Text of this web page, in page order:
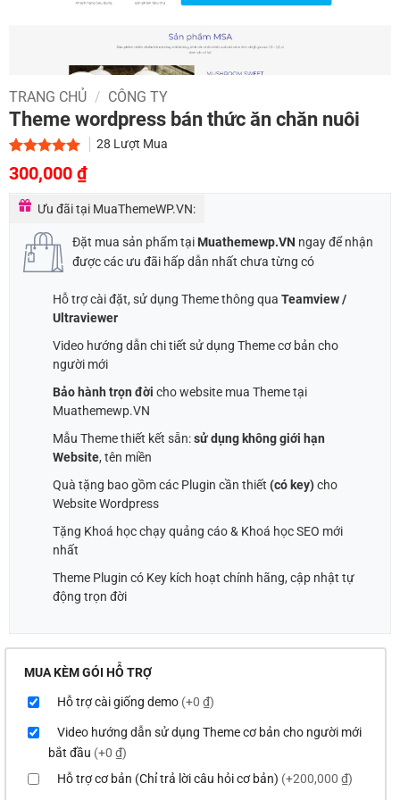
TRANG CHỦ / CÔNG TY
Theme wordpress bán thức ăn chăn nuôi
5.00trên 5
dựa trên
1
28 Lượt Mua
Giá
gốc
là:
700,000 ₫.
300,000 ₫Giá
tại
là:
300,000 ₫.
Ưu đãi tại MuaThemeWP.VN:
Đặt mua sản phẩm tại Muathemewp.VN ngay để nhận
được các ưu đãi hấp dẫn nhất chưa từng có
Hỗ trợ cài đặt, sử dụng Theme thông qua Teamview /
Ultraviewer
Video hướng dẫn chi tiết sử dụng Theme cơ bản cho
người mới
Bảo hành trọn đời cho website mua Theme tại
Muathemewp.VN
Mẫu Theme thiết kết sẵn:sử dụng không giới hạn
Website, tên miền
Quà tặng bao gồm các Plugin cần thiết (có key)cho
Website Wordpress
Tặng Khoá học chạy quảng cáo & Khoá học SEO mới
nhất
Theme Plugin có Key kích hoạt chính hãng, cập nhật tự
động trọn đời
MUA KÈM GÓI HỖ TRỢ
Hỗ trợ cài giống demo (+0 ₫)
Video hướng dẫn sử dụng Theme cơ bản cho người mới
bắt đầu (+0 ₫)
Hỗ trợ cơ bản (Chỉ trả lời câu hỏi cơ bản) (+200,000 ₫)